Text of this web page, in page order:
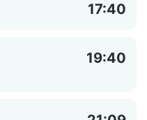
17:40
19:40